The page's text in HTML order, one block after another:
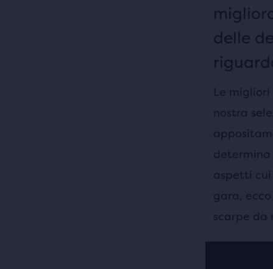
delle
Le
nostra
determina
aspetti
gara,
scarpe da